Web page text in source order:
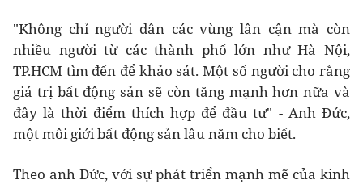
"Không chỉ người dân các vùng lân cận mà còn
nhiều người từ các thành phố lớn như Hà Nội,
TP.HCM tìm đến để khảo sát. Một số người cho rằng
giá trị bất động sản sẽ còn tăng mạnh hơn nữa và
đây là thời điểm thích hợp để đầu tư" - Anh Đức,
một môi giới bất động sản lâu năm cho biết.
Theo anh Đức, với sự phát triển mạnh mẽ của kinh